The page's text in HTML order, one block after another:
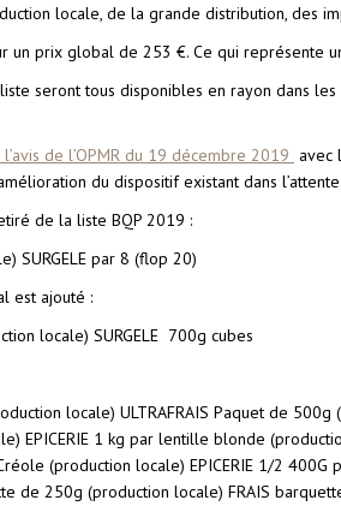
locale, de la grande distribution, des
un prix global de 253 €. Ce qui représente
seront tous disponibles en rayon dans
l’avis de l’OPMR du 19 décembre 2019 avec
du dispositif existant dans l’attente.
de la liste BQP 2019 :
SURGELE par 8 (flop 20)
est ajouté :
locale) SURGELE 700g cubes
locale) ULTRAFRAIS Paquet de
EPICERIE 1 kg par lentille blonde
(production locale) EPICERIE 1/2
de 250g (production locale) FRAIS